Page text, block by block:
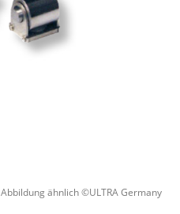
Abbildung ähnlich ©ULTRA Germany